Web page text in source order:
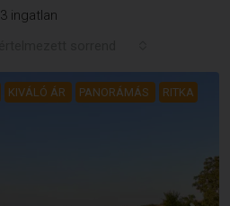
3 ingatlan
KIVÁLÓ ÁR PANORÁMÁS RITKA